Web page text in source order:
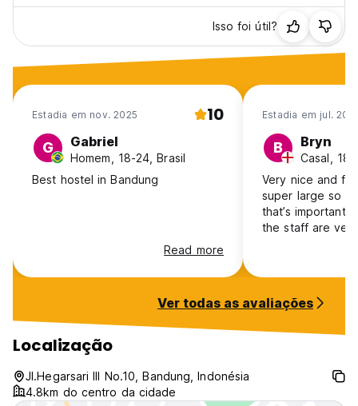
Isso foi útil?
Estadia em nov. 2025 10
G Gabriel
Homem, 18-24, Brasil
Best hostel in Bandung
Read more
Estadia em jul.
B Bryn
Casal,
Very nice and
super large so
that’s important to you.
the staff are
hostel. The hostel itself is out in
because the
you need for
Ver todas as avaliações
Localização
Jl.Hegarsari III No.10, Bandung, Indonésia
4.8km do centro da cidade